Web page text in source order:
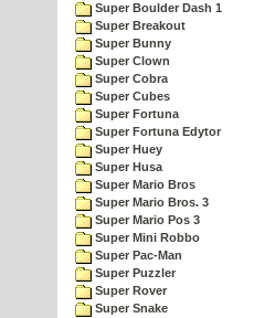
Super Boulder Dash 1
Super Breakout
Super Bunny
Super Clown
Super Cobra
Super Cubes
Super Fortuna
Super Fortuna Edytor
Super Huey
Super Husa
Super Mario Bros
Super Mario Bros. 3
Super Mario Pos 3
Super Mini Robbo
Super Pac-Man
Super Puzzler
Super Rover
Super Snake